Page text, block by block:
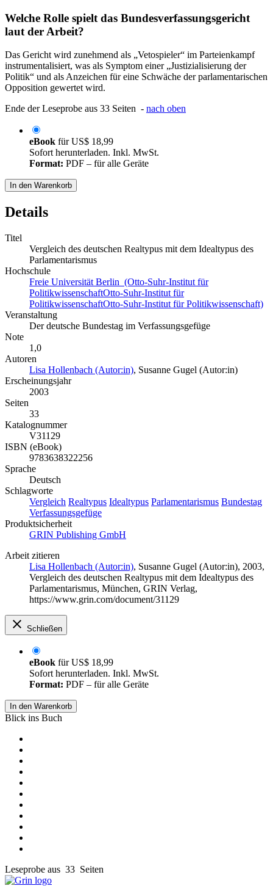
Welche Rolle spielt das Bundesverfassungsgericht
laut der Arbeit?
Das Gericht wird zunehmend als „Vetospieler“ im Parteienkampf
instrumentalisiert, was als Symptom einer „Justizialisierung der
Politik“ und als Anzeichen für eine Schwäche der parlamentarischen
Opposition gewertet wird.
Ende der Leseprobe aus 33 Seiten - nach oben
eBook fürUS$ 18,99
Sofort herunterladen. Inkl. MwSt.
Format: PDF – für alle Geräte
In den Warenkorb
Details
Titel
Vergleich des deutschen Realtypus mit dem Idealtypus des
Parlamentarismus
Hochschule
Freie Universität Berlin (Otto-Suhr-Institut für
PolitikwissenschaftOtto-Suhr-Institut für
PolitikwissenschaftOtto-Suhr-Institut für Politikwissenschaft)
Veranstaltung
Der deutsche Bundestag im Verfassungsgefüge
Note
1,0
Autoren
Lisa Hollenbach (Autor:in), Susanne Gugel (Autor:in)
Erscheinungsjahr
2003
Seiten
33
Katalognummer
V31129
ISBN (eBook)
9783638322256
Sprache
Deutsch
Schlagworte
Vergleich Realtypus Idealtypus Parlamentarismus Bundestag
Verfassungsgefüge
Produktsicherheit
GRIN Publishing GmbH
Arbeit zitieren
Lisa Hollenbach (Autor:in), Susanne Gugel (Autor:in), 2003,
Vergleich des deutschen Realtypus mit dem Idealtypus des
Parlamentarismus, München, GRIN Verlag,
https://www.grin.com/document/31129
Schließen
eBook fürUS$ 18,99
Sofort herunterladen. Inkl. MwSt.
Format: PDF – für alle Geräte
In den Warenkorb
Blick ins Buch
Leseprobe aus 33 Seiten